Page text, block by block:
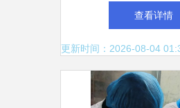
检验中心取得省级
提升检验检测服
查看详情
更新时间：2026-08-04